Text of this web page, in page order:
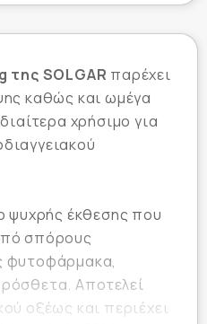
της SOLGAR παρέχει
καθώς και ωμέγα
χρήσιμο για
ψυχρής έκθεσης που
σπόρους
φυτοφάρμακα,
Αποτελεί
οξέως και περιέχει